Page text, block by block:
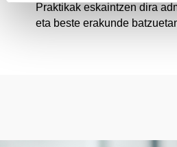
Praktikak eskaintzen dira
eta beste erakunde